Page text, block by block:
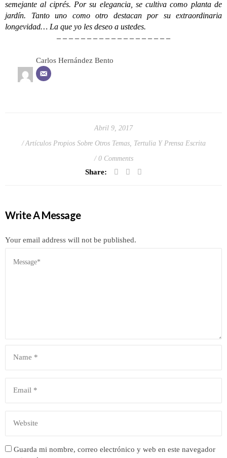
semejante al ciprés. Por su elegancia, se cultiva como planta de
jardín. Tanto uno como otro destacan por su extraordinaria
longevidad… La que yo les deseo a ustedes.
– – – – – – – – – – – – – – – – – – –
Carlos Hernández Bento
Abril 9, 2017
Artículos Propios Sobre Otros Temas, Tertulia Y Prensa Escrita
0 Comments
Share:
Write A Message
Your email address will not be published.
Guarda mi nombre, correo electrónico y web en este navegador